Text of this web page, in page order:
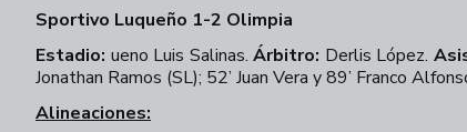
Sportivo Luqueño 1-2 Olimpia
Estadio: ueno Luis Salinas.Árbitro: Derlis López.
Jonathan Ramos (SL); 52’ Juan Vera y 89’ Franco
Alineaciones: